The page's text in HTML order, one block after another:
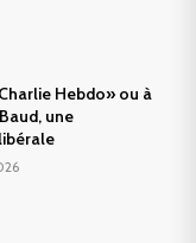
Hebdo» ou à
une